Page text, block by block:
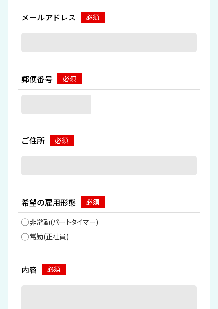
メールアドレス
郵便番号
ご住所
希望の雇用形態
非常勤(パートタイマー)
常勤(正社員)
内容